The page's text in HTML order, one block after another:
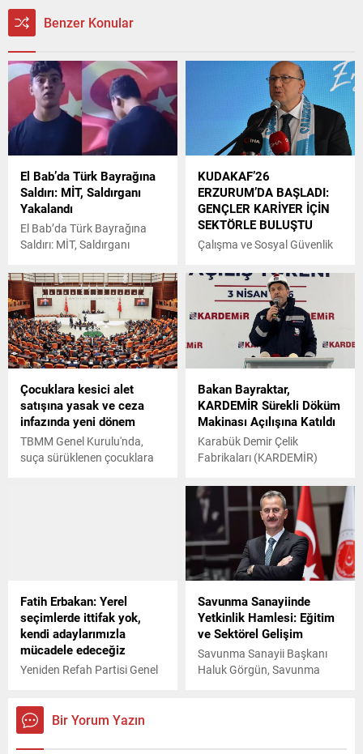
Benzer Konular
El Bab’da Türk Bayrağına
Saldırı: MİT, Saldırganı
Yakalandı
El Bab’da Türk Bayrağına
Saldırı: MİT, Saldırganı
KUDAKAF’26
ERZURUM’DA BAŞLADI:
GENÇLER KARİYER İÇİN
SEKTÖRLE BULUŞTU
Çalışma ve Sosyal Güvenlik
Alpkan, kurumsallaşan
ekonomiyle kayıt dışı
istihdamın düştüğünü
belirterek, Gençlerimize
tavsiyem; biz çalıştık siz
çalışmayın, kayıt dışı
çalışmayın. Ben de 1980-
90'larda öğrenciyken kayıt
dışı çalıştım ama hiçbir
faydası yok. Emekliliğiniz
başlamıyor, sağlık sigortanız
olmuyor, güvenceniz
Çocuklara kesici alet
satışına yasak ve ceza
infazında yeni dönem
TBMM Genel Kurulu'nda,
suça sürüklenen çocuklara
Bakan Bayraktar,
KARDEMİR Sürekli Döküm
Makinası Açılışına Katıldı
Karabük Demir Çelik
Fabrikaları (KARDEMİR)
açılış törenine katılan Enerji
ve Tabii Kaynaklar Bakanı
Alparslan Bayraktar, Filyos
Limanı’nın bölge lojistiğine
katkı sağlayacağını
belirterek, “Hedeflerimizden
Sanayi Günü’, 'Milli Sanayi
Günü' ilan etmek. Bunun da
KARDEMİR'e yakışacağına,
Karabük'e yakışacağına
inanıyorum” dedi.
Fatih Erbakan: Yerel
seçimlerde ittifak yok,
kendi adaylarımızla
mücadele edeceğiz
Yeniden Refah Partisi Genel
yerel seçimlerle ilgili dikkat
çeken açıklamalar yaptı.
Milletvekili seçimlerine kendi
Savunma Sanayiinde
Yetkinlik Hamlesi: Eğitim
ve Sektörel Gelişim
Savunma Sanayii Başkanı
Haluk Görgün, Savunma
sahip eğitmenler ve
Bir Yorum Yazın